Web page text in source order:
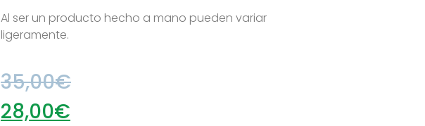
Al ser un producto hecho a mano pueden variar
ligeramente.
35,00€
28,00€